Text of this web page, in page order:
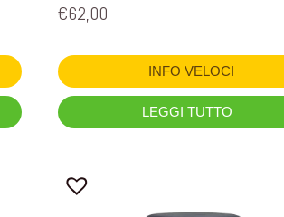
€62,00
INFO VELOCI
LEGGI TUTTO